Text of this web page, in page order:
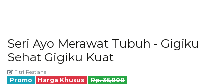
Seri Ayo Merawat Tubuh - Gigiku
Sehat Gigiku Kuat
Fitri Restiana
Promo Harga Khusus Rp. 35,000